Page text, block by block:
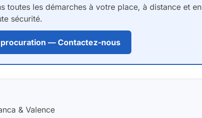
toutes les démarches à votre place, à distance et en
sécurité.
— Contactez-nous
& Valence